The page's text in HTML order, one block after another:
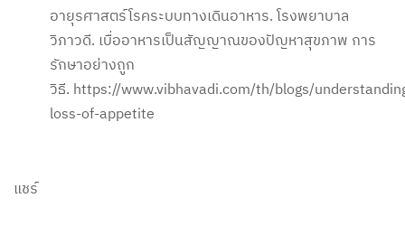
แชร์
อายุรศาสตร์โรคระบบทางเดินอาหาร. โรงพยาบาล
วิภาวดี. เบื่ออาหารเป็นสัญญาณของปัญหาสุขภาพ การ
รักษาอย่างถูก
วิธี. https://www.vibhavadi.com/th/blogs/
loss-of-appetite